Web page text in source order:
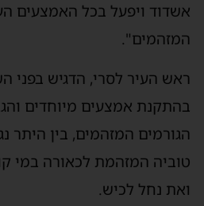
ויפעל בכל האמצעים
העיר לסרי, הדגיש בפני
אמצעים מיוחדים
המזהמים, בין היתר
המזהמת לכאורה במי
נחל לכיש.